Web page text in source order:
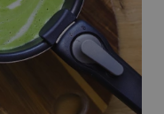
Poskytovateľ/
Doména
Uplynutie
platnosti
.doubleclick.net
4 mesiace
4 týždne